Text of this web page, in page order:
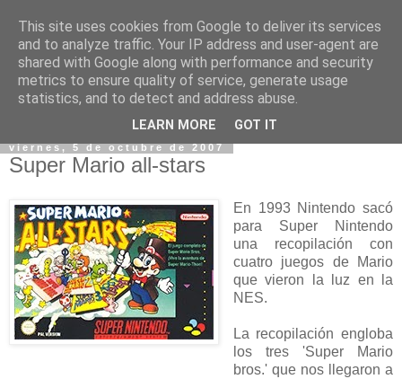
viernes, 5 de octubre de 2007
Super Mario all-stars
En 1993 Nintendo sacó
para Super Nintendo
una recopilación con
cuatro juegos de Mario
que vieron la luz en la
NES.
La recopilación engloba
los tres 'Super Mario
bros.' que nos llegaron a
This site uses cookies from Google to deliver its services
and to analyze traffic. Your IP address and user-agent are
shared with Google along with performance and security
metrics to ensure quality of service, generate usage
statistics, and to detect and address abuse.
LEARN MORE GOT IT